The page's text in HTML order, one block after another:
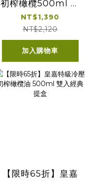
初榨橄欖500ml 贈
皇嘉
100ml*1+25ml*1
NT$1,390
NT$2,120
加入購物車
【限時65折】皇嘉